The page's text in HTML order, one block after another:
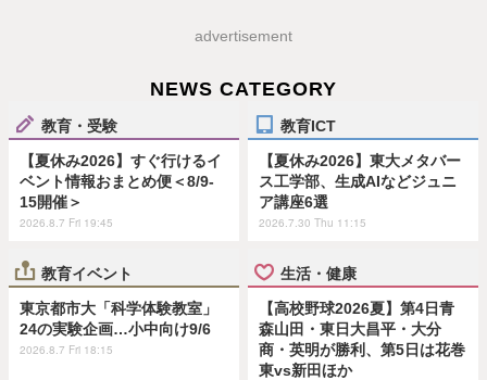
advertisement
NEWS CATEGORY
教育・受験
【夏休み2026】すぐ行けるイ
ベント情報おまとめ便＜8/9-
15開催＞
2026.8.7 Fri 19:45
教育ICT
【夏休み2026】東大メタバー
ス工学部、生成AIなどジュニ
ア講座6選
2026.7.30 Thu 11:15
教育イベント
東京都市大「科学体験教室」
24の実験企画…小中向け9/6
2026.8.7 Fri 18:15
生活・健康
【高校野球2026夏】第4日青
森山田・東日大昌平・大分
商・英明が勝利、第5日は花巻
東vs新田ほか